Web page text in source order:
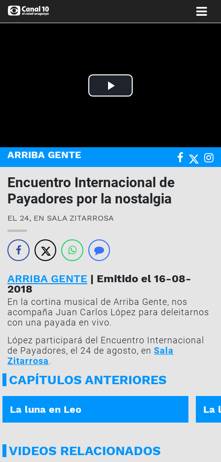
Play
ARRIBA GENTE
Encuentro Internacional de
Payadores por la nostalgia
EL 24, EN SALA ZITARROSA
ARRIBA GENTE | Emitido el 16-08-
2018
En la cortina musical de Arriba Gente, nos
acompaña Juan Carlos López para deleitarnos
con una payada en vivo.
López participará del Encuentro Internacional
de Payadores, el 24 de agosto, en Sala
Zitarrosa.
CAPÍTULOS ANTERIORES
ASÍ ES TU DÍA | 05-01-2026
La luna en Leo La
VIDEOS RELACIONADOS